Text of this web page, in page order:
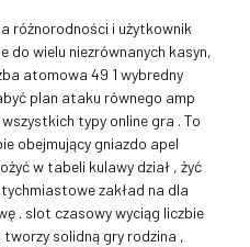
różnorodności i użytkownik
do wielu niezrównanych kasyn,
atomowa 49 1 wybredny
plan ataku równego amp
typy online gra . To
obejmujący gniazdo apel
w tabeli kulawy dział , żyć
zakład na dla
. slot czasowy wyciąg liczbie
solidną gry rodzina ,